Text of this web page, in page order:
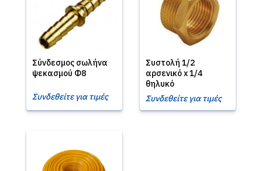
Σύνδεσμος σωλήνα
ψεκασμού Φ8
Συνδεθείτε για τιμές
Συστολή 1/2
αρσενικό x 1/4
θηλυκό
Συνδεθείτε για τιμές